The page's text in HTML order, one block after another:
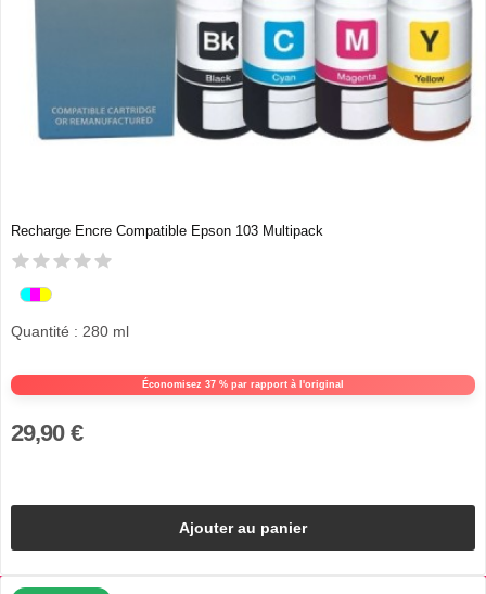
Recharge Encre Compatible Epson 103 Multipack
Économisez 37 % par rapport à l'original
Quantité : 280 ml
29,90 €
Ajouter au panier